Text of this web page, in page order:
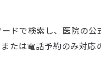
ドで検索し、医院の公
たは電話予約のみ対応